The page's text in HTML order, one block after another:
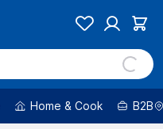
Home & Cook B2B